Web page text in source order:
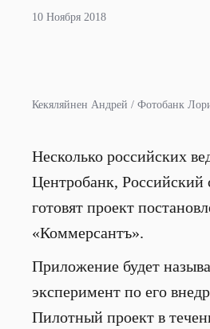
10 Ноября 2018
Кекяляйнен Андрей / Фотобанк
Несколько российских
Центробанк, Российский
готовят проект
«Коммерсантъ».
Приложение будет
эксперимент по его
Пилотный проект в